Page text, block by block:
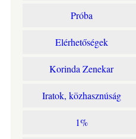
Próba
Elérhetőségek
Korinda Zenekar
Iratok, közhasznúság
1%